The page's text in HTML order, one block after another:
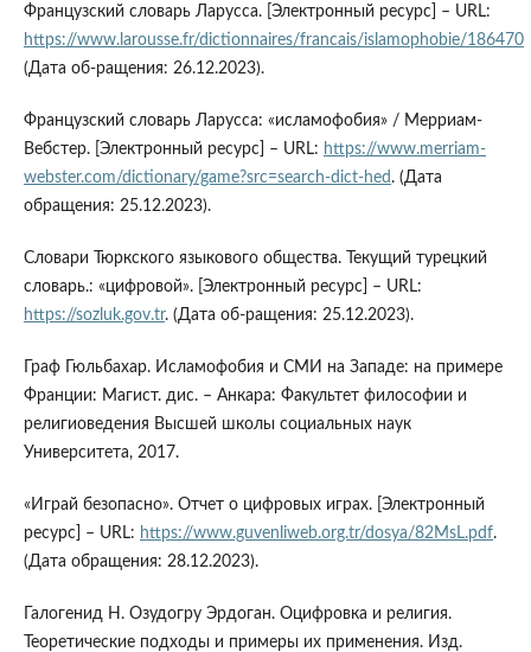
Французский словарь Ларусса. [Электронный ресурс] – URL:
https://www.larousse.fr/dictionnaires/francais/islamophobie/186470
(Дата об-ращения: 26.12.2023).
Французский словарь Ларусса: «исламофобия» / Мерриам-
Вебстер. [Электронный ресурс] – URL: https://www.merriam-
webster.com/dictionary/game?src=search-dict-hed . (Дата
обращения: 25.12.2023).
Словари Тюркского языкового общества. Текущий турецкий
словарь.: «цифровой». [Электронный ресурс] – URL:
https://sozluk.gov.tr. (Дата об-ращения: 25.12.2023).
Граф Гюльбахар. Исламофобия и СМИ на Западе: на примере
Франции: Магист. дис. – Анкара: Факультет философии и
религиоведения Высшей школы социальных наук
Университета, 2017.
«Играй безопасно». Отчет о цифровых играх. [Электронный
ресурс] – URL: https://www.guvenliweb.org.tr/dosya/82MsL.pdf.
(Дата обращения: 28.12.2023).
Галогенид Н. Озудогру Эрдоган. Оцифровка и религия.
Теоретические подходы и примеры их применения. Изд.